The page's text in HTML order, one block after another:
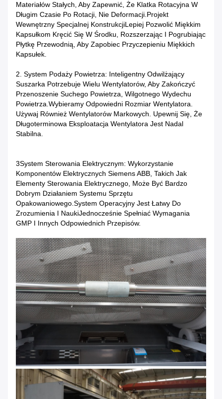
Materiałów Stałych, Aby Zapewnić, Że Klatka Rotacyjna W
Długim Czasie Po Rotacji, Nie Deformacji.projekt
Wewnętrzny Specjalnej KonstrukcjiLepiej Pozwolić Miękkim
Kapsułkom Kręcić Się W Środku, Rozszerzając I Pogrubiając
Płytkę Przewodnią, Aby Zapobiec Przyczepieniu Miękkich
Kapsułek.
2. System Podaży Powietrza: Inteligentny Odwilżający
Suszarka Potrzebuje Wielu Wentylatorów, Aby Zakończyć
Przenoszenie Suchego Powietrza, Wilgotnego Wydechu
Powietrza.Wybieramy Odpowiedni Rozmiar Wentylatora.
Używaj Również Wentylatorów Markowych. Upewnij Się, Że
Długoterminowa Eksploatacja Wentylatora Jest Nadal
Stabilna.
3System Sterowania Elektrycznym: Wykorzystanie
Komponentów Elektrycznych Siemens ABB, Takich Jak
Elementy Sterowania Elektrycznego, Może Być Bardzo
Dobrym Działaniem Systemu Sprzętu
Opakowaniowego.System Operacyjny Jest Łatwy Do
Zrozumienia I NaukiJednocześnie Spełniać Wymagania
GMP I Innych Odpowiednich Przepisów.